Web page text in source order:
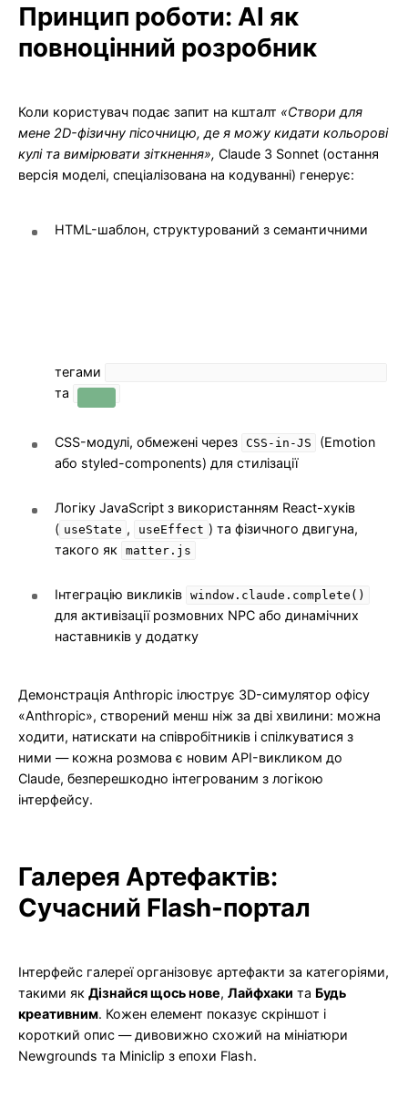
Принцип роботи: AI як
повноцінний розробник
Коли користувач подає запит на кшталт «Створи для
мене 2D-фізичну пісочницю, де я можу кидати кольорові
кулі та вимірювати зіткнення», Claude 3 Sonnet (остання
версія моделі, спеціалізована на кодуванні) генерує:
HTML-шаблон, структурований з семантичними
тегами
та
CSS-модулі, обмежені через CSS-in-JS
(Emotion
або styled-components) для стилізації
Логіку JavaScript з використанням React-хуків
( useState , useEffect ) та фізичного двигуна,
такого як matter.js
Інтеграцію викликів window.claude.complete()
для активізації розмовних NPC або динамічних
наставників у додатку
Демонстрація Anthropic ілюструє 3D-симулятор офісу
«Anthropic», створений менш ніж за дві хвилини: можна
ходити, натискати на співробітників і спілкуватися з
ними — кожна розмова є новим API-викликом до
Claude, безперешкодно інтегрованим з логікою
інтерфейсу.
Галерея Артефактів:
Сучасний Flash-портал
Інтерфейс галереї організовує артефакти за категоріями,
такими як Дізнайся щось нове, Лайфхаки та Будь
креативним. Кожен елемент показує скріншот і
короткий опис — дивовижно схожий на мініатюри
Newgrounds та Miniclip з епохи Flash.